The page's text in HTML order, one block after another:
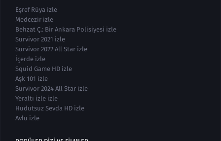
Eşref Rüya izle
Medcezir izle
Behzat Ç.: Bir Ankara Polisiyesi izle
Survivor 2021 izle
Survivor 2022 All Star izle
İçerde izle
Squid Game HD izle
Aşk 101 izle
Survivor 2024 All Star izle
Yeraltı izle izle
Hudutsuz Sevda HD izle
Avlu izle